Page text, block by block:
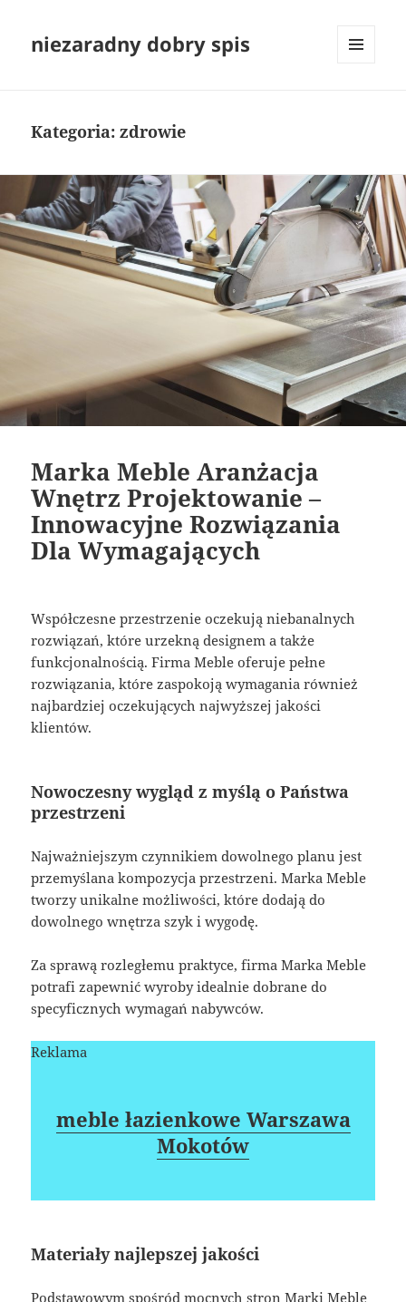
niezaradny dobry spis
Kategoria:zdrowie
Marka Meble Aranżacja
Wnętrz Projektowanie –
Innowacyjne Rozwiązania
Dla Wymagających
Współczesne przestrzenie oczekują niebanalnych
rozwiązań, które urzekną designem a także
funkcjonalnością. Firma Meble oferuje pełne
rozwiązania, które zaspokoją wymagania również
najbardziej oczekujących najwyższej jakości
klientów.
Nowoczesny wygląd z myślą o Państwa
przestrzeni
Najważniejszym czynnikiem dowolnego planu jest
przemyślana kompozycja przestrzeni. Marka Meble
tworzy unikalne możliwości, które dodają do
dowolnego wnętrza szyk i wygodę.
Za sprawą rozległemu praktyce, firma Marka Meble
potrafi zapewnić wyroby idealnie dobrane do
specyficznych wymagań nabywców.
Reklama
meble łazienkowe Warszawa
Mokotów
Materiały najlepszej jakości
Podstawowym spośród mocnych stron Marki Meble